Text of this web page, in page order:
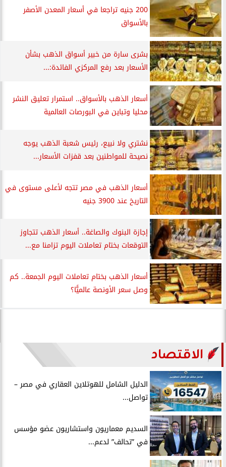
200 جنيه تراجعا في أسعار المعدن الأصفر
بالأسواق
بشرى سارة من خبير أسواق الذهب بشأن
الأسعار بعد رفع المركزي الفائدة:...
أسعار الذهب بالأسواق.. استمرار تعليق النشر
محليا وتباين في البورصات العالمية
نشتري ولا نبيع، رئيس شعبة الذهب يوجه
نصيحة للمواطنين بعد قفزات الأسعار...
أسعار الذهب في مصر تتجه لأعلى مستوى في
التاريخ عند 3900 جنيه
إجازة البنوك والصاغة.. أسعار الذهب تتجاوز
التوقعات بختام تعاملات اليوم تزامنا مع...
أسعار الذهب بختام تعاملات اليوم الجمعة.. كم
وصل سعر الأونصة عالميًّا؟
الاقتصاد
الدليل الشامل للهوتلاين العقاري في مصر –
تواصل...
السديم معماريون واستشاريون عضو مؤسس
في ”تحالف” لدعم...